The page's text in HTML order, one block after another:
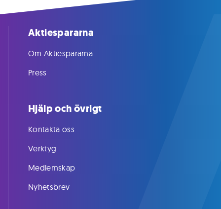
Aktiespararna
Om Aktiespararna
Press
Hjälp och övrigt
Kontakta oss
Verktyg
Medlemskap
Nyhetsbrev